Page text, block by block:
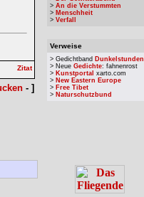
- ]
> An die Verstummten
> Menschheit
> Verfall
Verweise
> Gedichtband Dunkelstunden
> Neue Gedichte: fahnenrost
> Kunstportal xarto.com
> New Eastern Europe
> Free Tibet
> Naturschutzbund